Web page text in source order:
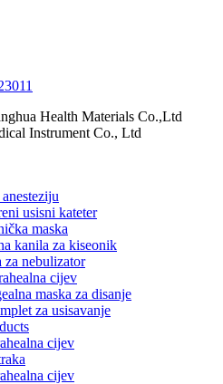
Health Materials Co.,Ltd
Instrument Co., Ltd
usisni kateter
maska
kanila za kiseonik
za nebulizator
cijev
maska ​​za disanje
za usisavanje
cijev
cijev